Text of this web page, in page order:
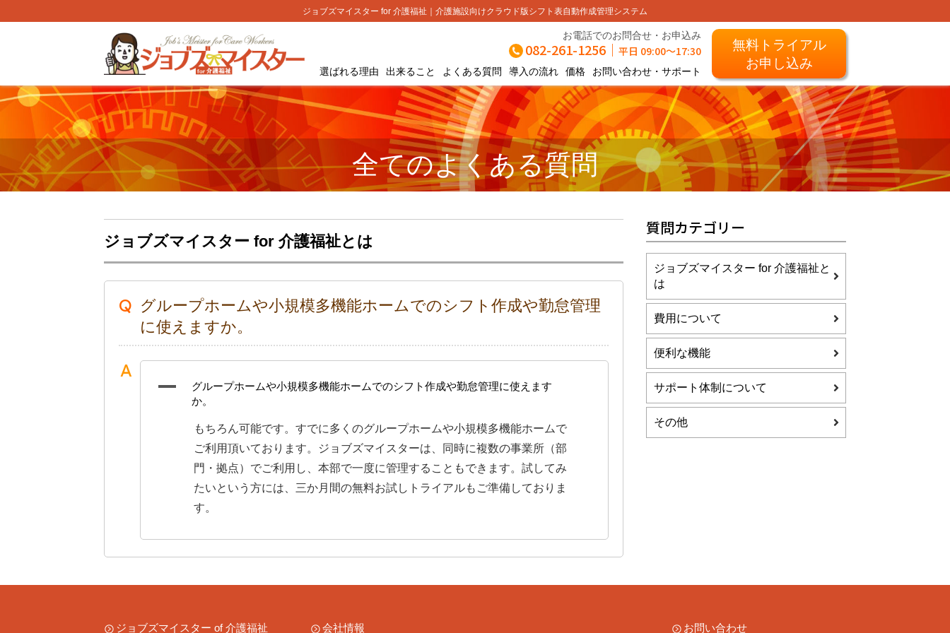
ジョブズマイスター for 介護福祉 介護施設向けクラウド版シフト表自動作成管理システム
お電話でのお問合せ・お申込み
082-261-1256 ｜ 平日 09:00～17:30
選ばれる理由 出来ること よくある質問 導入の流れ 価格 お問い合わせ・サポート
無料トライアル
お申し込み
全てのよくある質問
ジョブズマイスター for 介護福祉とは
グループホームや小規模多機能ホームでのシフト作成や勤怠管理
に使えますか。
A
グループホームや小規模多機能ホームでのシフト作成や勤怠管理に使えます
か。
もちろん可能です。すでに多くのグループホームや小規模多機能ホームで
ご利用頂いております。ジョブズマイスターは、同時に複数の事業所（部
門・拠点）でご利用し、本部で一度に管理することもできます。試してみ
たいという方には、三か月間の無料お試しトライアルもご準備しておりま
す。
質問カテゴリー
ジョブズマイスター for 介護福祉と
は
費用について
便利な機能
サポート体制について
その他
ジョブズマイスター of 介護福祉 会社情報 お問い合わせ